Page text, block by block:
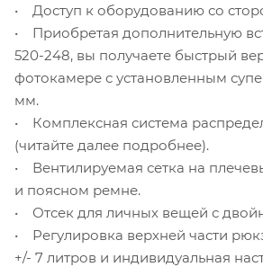
• Доступ к оборудованию со
• Приобретая дополнительную
520-248, вы получаете быстрый
фотокамере с установленным
мм.
• Комплексная система
(читайте далее подробнее).
• Вентилируемая сетка на
и поясном ремне.
• Отсек для личных вещей с
• Регулировка верхней части
+/- 7 литров и индивидуальная